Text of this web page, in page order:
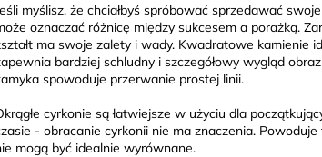
myślisz, że chciałbyś spróbować sprzedawać
oznaczać różnicę między sukcesem a porażką.
ma swoje zalety i wady. Kwadratowe kamienie
bardziej schludny i szczegółowy wygląd
spowoduje przerwanie prostej linii.
cyrkonie są łatwiejsze w użyciu dla
- obracanie cyrkonii nie ma znaczenia.
mogą być idealnie wyrównane.